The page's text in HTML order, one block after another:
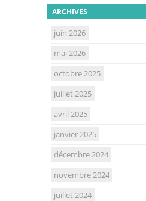
ARCHIVES
juin 2026
mai 2026
octobre 2025
juillet 2025
avril 2025
janvier 2025
décembre 2024
novembre 2024
juillet 2024